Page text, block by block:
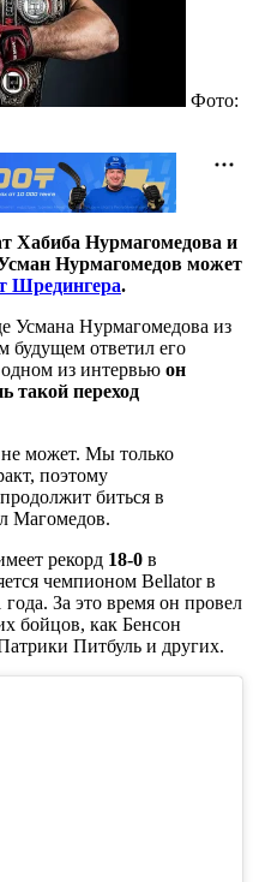
Фото:
Хабиба Нурмагомедова и
Нурмагомедов может
Шредингера.
Усмана Нурмагомедова из
ответил его
из интервью он
такой переход
может. Мы только
поэтому
биться в
Магомедов.
рекорд 18-0 в
чемпионом Bellator в
года. За это время он провел
бойцов, как Бенсон
Питбуль и других.